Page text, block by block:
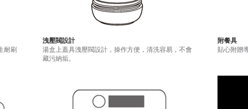
耐刷
洩壓閥設計
湯盒上蓋具洩壓閥設計，操作方便，清洗容易，不會
藏污納垢。
附餐具
貼心附贈